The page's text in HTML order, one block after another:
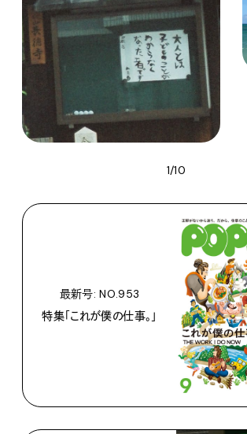
1/10
最新号: NO.953
特集「これが僕の仕事。」